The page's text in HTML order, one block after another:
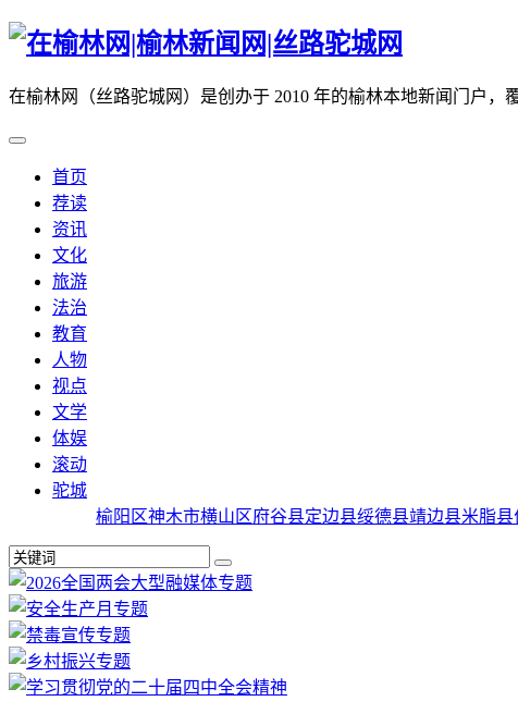
在榆林网（丝路驼城网）是创办于 2010 年的榆林本地新闻门户，
首页
荐读
资讯
文化
旅游
法治
教育
人物
视点
文学
体娱
滚动
驼城
榆阳区神木市横山区府谷县定边县绥德县靖边县米脂县